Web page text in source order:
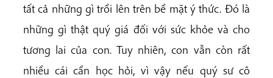
tất cả những gì trồi lên trên bề mặt ý thức. Đó là
những gì thật quý giá đối với sức khỏe và cho
tương lai của con. Tuy nhiên, con vẫn còn rất
nhiều cái cần học hỏi, vì vậy nếu quý sư cô